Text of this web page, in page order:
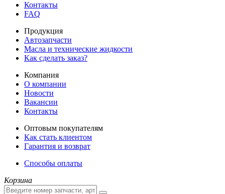
Контакты
FAQ
Продукция
Автозапчасти
Масла и технические жидкости
Как сделать заказ?
Компания
О компании
Новости
Вакансии
Контакты
Оптовым покупателям
Как стать клиентом
Гарантия и возврат
Способы оплаты
Корзина